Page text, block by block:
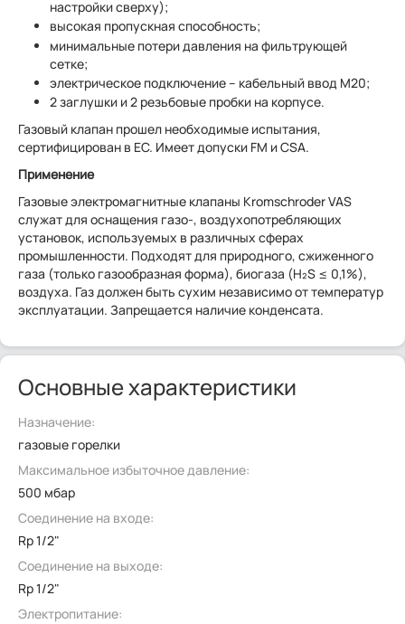
настройки сверху);
высокая пропускная способность;
минимальные потери давления на фильтрующей
сетке;
электрическое подключение – кабельный ввод M20;
2 заглушки и 2 резьбовые пробки на корпусе.
Газовый клапан прошел необходимые испытания,
сертифицирован в ЕС. Имеет допуски FM и CSA.
Применение
Газовые электромагнитные клапаны Kromschroder VAS
служат для оснащения газо-, воздухопотребляющих
установок, используемых в различных сферах
промышленности. Подходят для природного, сжиженного
газа (только газообразная форма), биогаза (H₂S ≤ 0,1%),
воздуха. Газ должен быть сухим независимо от температур
эксплуатации. Запрещается наличие конденсата.
Основные характеристики
Назначение:
газовые горелки
Максимальное избыточное давление:
500 мбар
Соединение на входе:
Rp 1/2"
Соединение на выходе:
Rp 1/2"
Электропитание: